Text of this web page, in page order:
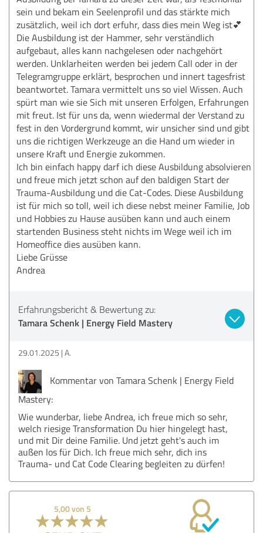
sein und bekam ein Seelenprofil und das stärkte mich
zusätzlich, weil ich dort erfuhr, dass dies mein Weg ist💕
Die Ausbildung ist der Hammer, sehr verständlich
aufgebaut, alles kann nachgelesen oder nachgehört
werden. Unklarheiten werden bei jedem Call oder in der
Telegramgruppe erklärt, besprochen und innert tagesfrist
beantwortet. Tamara vermittelt uns so viel Wissen. Auch
spürt man wie sie Sich mit unseren Erfolgen, Erfahrungen
mit freut. Ist für uns da, wenn wiedermal der Verstand zu
fest in den Vordergrund kommt, wir unsicher sind und gibt
uns die richtigen Werkzeuge an die Hand um wieder in
unsere Kraft und Energie zukommen.
Ich bin einfach happy darf ich diese Ausbildung absolvieren
und freue mich jetzt schon auf den baldigen Start der
Trauma-Ausbildung und die Cat-Codes. Diese Ausbildung
ist für mich so toll, weil ich diese nebst meiner Familie, Job
und Hobbies zu Hause ausüben kann und auch einem
startenden Business steht nichts im Wege weil ich im
Homeoffice dies ausüben kann.
Liebe Grüsse
Andrea
Erfahrungsbericht & Bewertung zu:
Tamara Schenk | Energy Field Mastery
29.01.2025 A.
Kommentar von Tamara Schenk | Energy Field
Mastery:
Wie wunderbar, liebe Andrea, ich freue mich so sehr,
welch riesige Transformation Du hier hingelegt hast,
und mit Dir deine Familie. Und jetzt geht's auch im
außen los für Dich. Ich freue mich sehr, dich ins
Trauma- und Cat Code Clearing begleiten zu dürfen!
5,00 von 5